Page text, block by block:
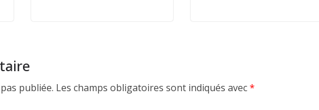
publiée. Les champs obligatoires sont indiqués avec*